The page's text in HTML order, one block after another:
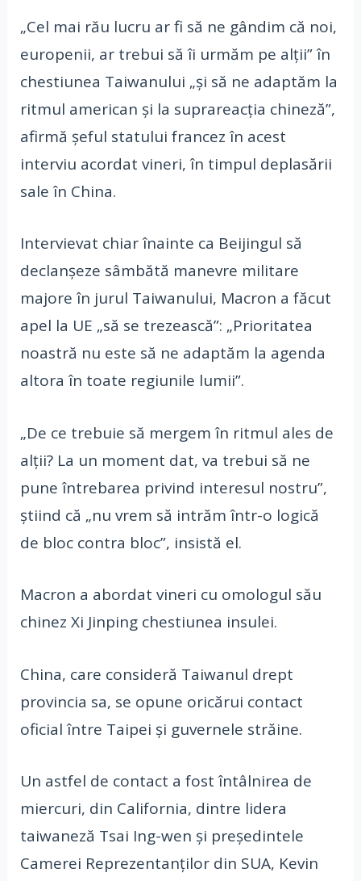
„Cel mai rău lucru ar fi să ne gândim că noi,
europenii, ar trebui să îi urmăm pe alţii” în
chestiunea Taiwanului „şi să ne adaptăm la
ritmul american şi la suprareacţia chineză”,
afirmă şeful statului francez în acest
interviu acordat vineri, în timpul deplasării
sale în China.
Intervievat chiar înainte ca Beijingul să
declanşeze sâmbătă manevre militare
majore în jurul Taiwanului, Macron a făcut
apel la UE „să se trezească”: „Prioritatea
noastră nu este să ne adaptăm la agenda
altora în toate regiunile lumii”.
„De ce trebuie să mergem în ritmul ales de
alţii? La un moment dat, va trebui să ne
pune întrebarea privind interesul nostru”,
ştiind că „nu vrem să intrăm într-o logică
de bloc contra bloc”, insistă el.
Macron a abordat vineri cu omologul său
chinez Xi Jinping chestiunea insulei.
China, care consideră Taiwanul drept
provincia sa, se opune oricărui contact
oficial între Taipei şi guvernele străine.
Un astfel de contact a fost întâlnirea de
miercuri, din California, dintre lidera
taiwaneză Tsai Ing-wen şi preşedintele
Camerei Reprezentanţilor din SUA, Kevin